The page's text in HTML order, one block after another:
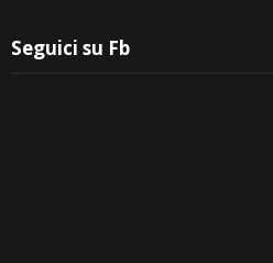
Seguici su Fb